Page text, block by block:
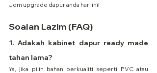
Jom upgrade dapur anda hari ini!
Soalan Lazim (FAQ)
1. Adakah kabinet dapur ready made
tahan lama?
Ya, jika pilih bahan berkualiti seperti PVC atau